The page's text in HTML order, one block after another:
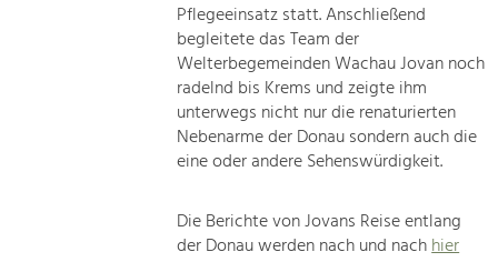
Steigerung regionaler Wertschöpfung
Pflegeeinsatz statt. Anschließend
begleitete das Team der
Welterbegemeinden Wachau Jovan noch
radelnd bis Krems und zeigte ihm
unterwegs nicht nur die renaturierten
Nebenarme der Donau sondern auch die
eine oder andere Sehenswürdigkeit.
Die Berichte von Jovans Reise entlang
der Donau werden nach und nachhier